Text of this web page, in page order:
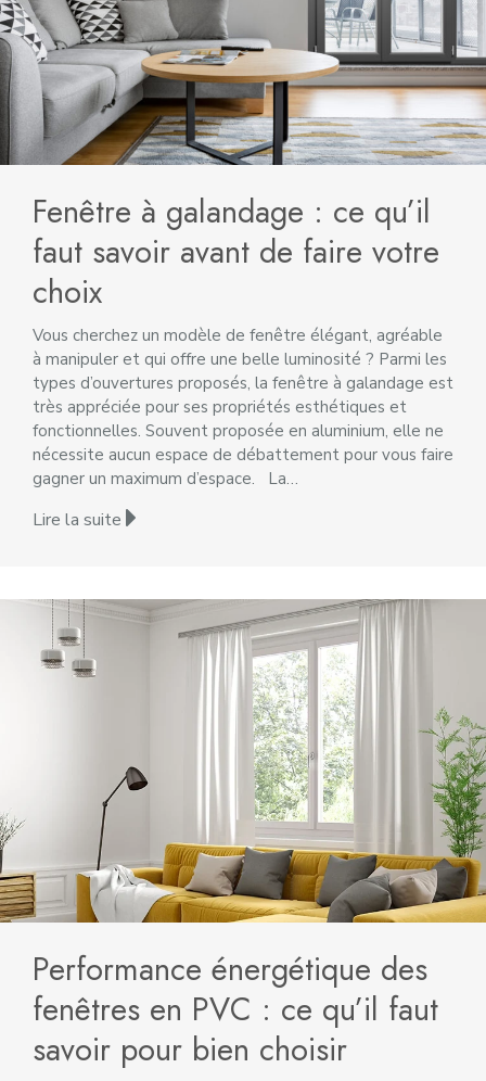
Fenêtre à galandage : ce qu’il
faut savoir avant de faire votre
choix
Vous cherchez un modèle de fenêtre élégant, agréable
à manipuler et qui offre une belle luminosité ? Parmi les
types d’ouvertures proposés, la fenêtre à galandage est
très appréciée pour ses propriétés esthétiques et
fonctionnelles. Souvent proposée en aluminium, elle ne
nécessite aucun espace de débattement pour vous faire
gagner un maximum d’espace. La…
Lire la suite
Performance énergétique des
fenêtres en PVC : ce qu’il faut
savoir pour bien choisir